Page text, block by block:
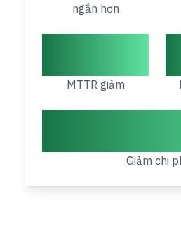
ngắn hơn
MTTR giảm
Giảm chi